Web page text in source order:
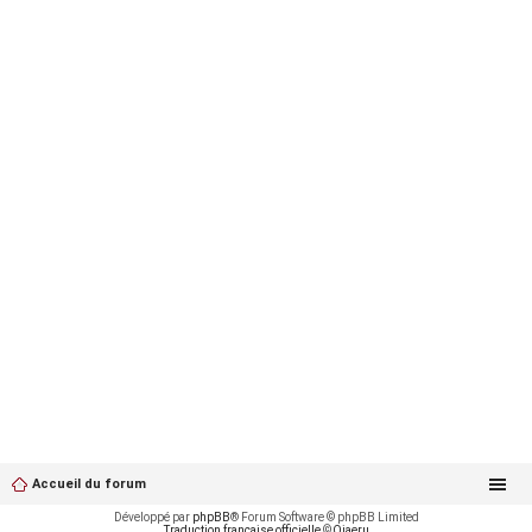
Accueil du forum
Développé par phpBB® Forum Software © phpBB Limited